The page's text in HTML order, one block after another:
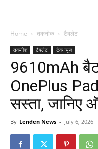
Home तकनीक टैबलेट
तकनीक टैबलेट टेक न्यूज
9610mAh
OnePlus
सस्ता, जानिए
By Lenden News - July 6, 2026